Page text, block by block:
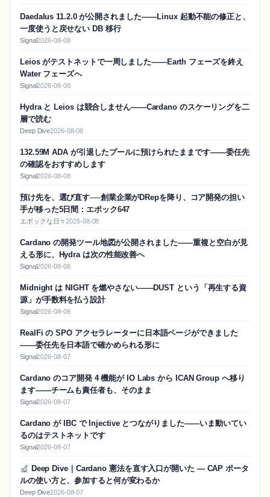
Daedalus 11.2.0 が公開されました——Linux 起動不能の修正と、
一度使うと戻せない DB 移行
Signal2026-08-08
Leios がテストネットで一周しました——Earth フェーズを終え
Water フェーズへ
Signal2026-08-08
Hydra と Leios は競合しません——Cardano のスケーリングを二
層で読む
Deep Dive2026-08-08
132.59M ADA が引退したプールに預けられたままです——委任先
の確認をおすすめします
Signal2026-08-08
預け先を、選び直す──創業企業がDRepを降り、コア開発の担い
手が移った5日間：エポック647
エポックな日々2026-08-08
Cardano の開発ツール地図が公開されました——重複と空白が見
える形に、Hydra は次の性能改善へ
Signal2026-08-08
Midnight は NIGHT を燃やさない——DUST という「再生する資
源」が手数料を払う設計
Signal2026-08-08
RealFi の SPO アクセラレーターに日本語ページができました
——委任先を日本語で確かめられる形に
Signal2026-08-07
Cardano のコア開発 4 機能が IO Labs から ICAN Group へ移り
ます——チームも責任者も、そのまま
Signal2026-08-07
Cardano が IBC で Injective とつながりました——いま動いてい
るのはテストネットです
Signal2026-08-07
Deep Dive｜Cardano 憲法を直す入口が開いた — CAP ポータ
ルの使い方と、参加すると何が変わるか
Deep Dive2026-08-07